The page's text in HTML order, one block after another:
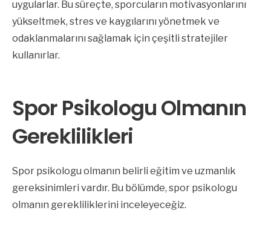
uygularlar. Bu süreçte, sporcuların motivasyonlarını
yükseltmek, stres ve kaygılarını yönetmek ve
odaklanmalarını sağlamak için çeşitli stratejiler
kullanırlar.
Spor Psikologu Olmanın
Gereklilikleri
Spor psikologu olmanın belirli eğitim ve uzmanlık
gereksinimleri vardır. Bu bölümde, spor psikologu
olmanın gerekliliklerini inceleyeceğiz.